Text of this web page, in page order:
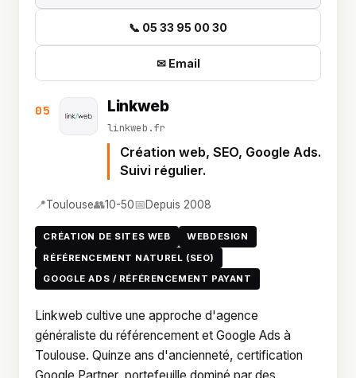
05 Linkweb
linkweb.fr
Création web, SEO, Google Ads.
Suivi régulier.
📍Toulouse👥10-50📅Depuis 2008
CRÉATION DE SITES WEB
WEBDESIGN
RÉFÉRENCEMENT NATUREL (SEO)
GOOGLE ADS / RÉFÉRENCEMENT PAYANT
Linkweb cultive une approche d'agence
généraliste du référencement et Google Ads à
Toulouse. Quinze ans d'ancienneté, certification
📞 05 33 95 00 30
✉ Email